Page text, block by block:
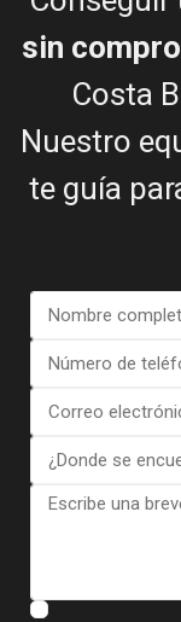
sin
Costa
Nuestro
te guía